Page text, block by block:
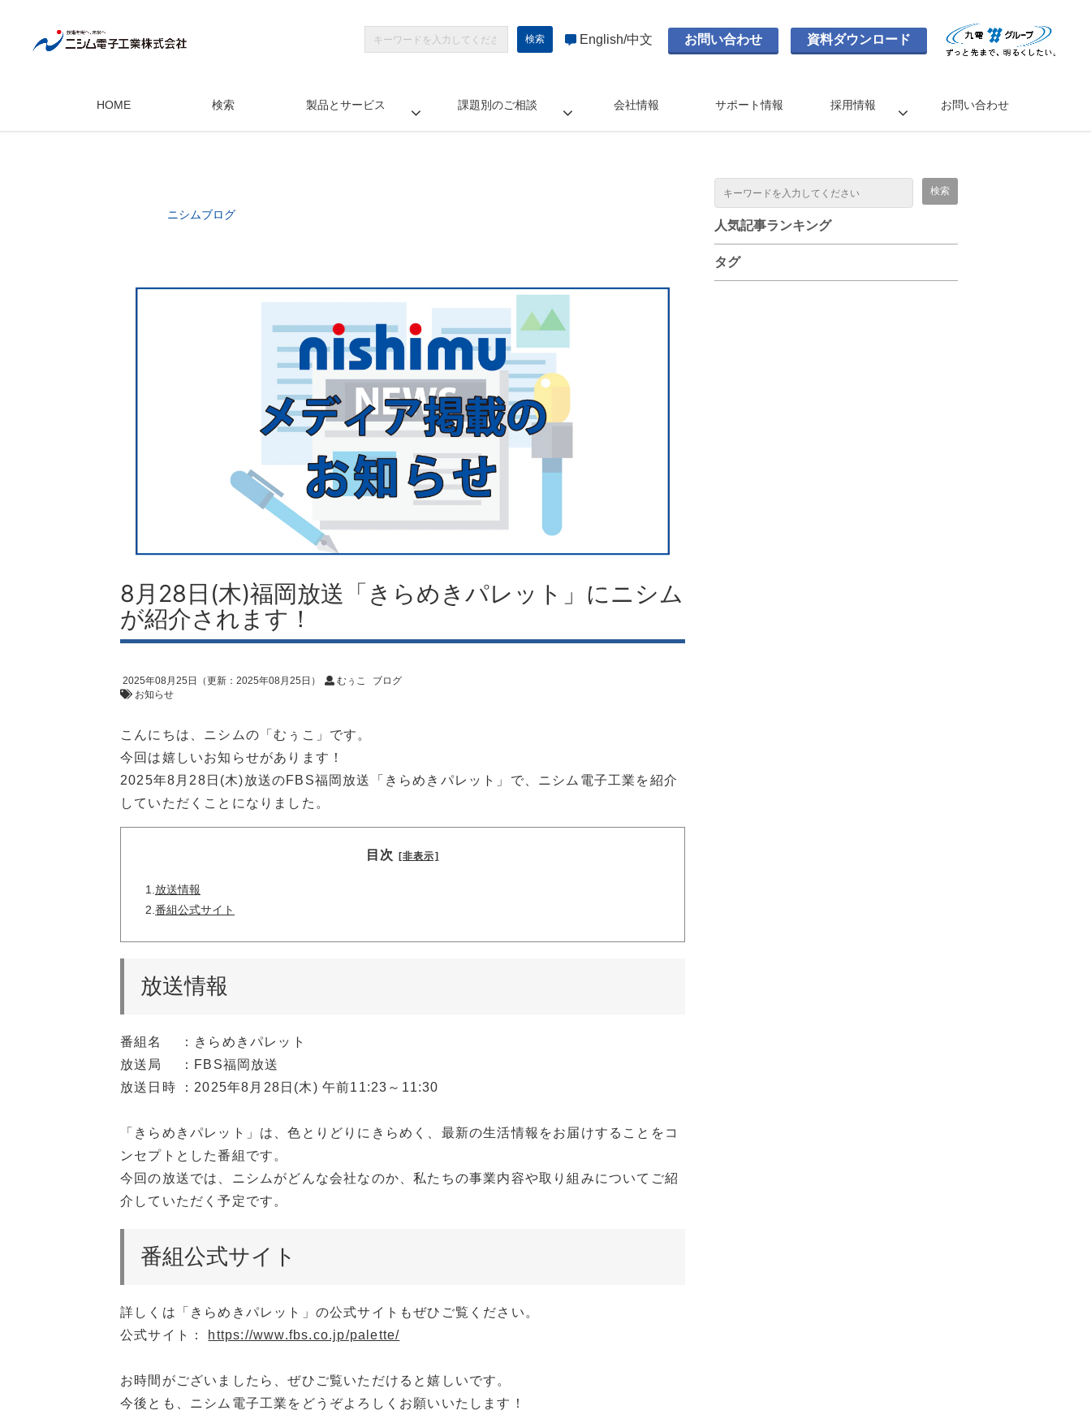
English 中文 お問い合わせ 資料ダウンロード
HOME 検索 製品とサービス 課題別のご相談 会社情報 サポート情報 採用情報 お問い合わせ
ニシムブログ
8月28日(木)福岡放送「きらめきパレット」にニシム
が紹介されます！
2025年08月25日 （更新： 2025年08月25日 ） むぅこ
ブログ
お知らせ
こんにちは、ニシムの「むぅこ」です。
今回は嬉しいお知らせがあります！
2025年8月28日(木)放送のFBS福岡放送「きらめきパレット」で、ニシム電子工業を紹介
していただくことになりました。
目次 [非表示]
1. 放送情報
2. 番組公式サイト
放送情報
番組名 ：きらめきパレット
放送局 ：FBS福岡放送
放送日時 ：2025年8月28日(木) 午前11:23～11:30
「きらめきパレット」は、色とりどりにきらめく、最新の生活情報をお届けすることをコ
ンセプトとした番組です。
今回の放送では、ニシムがどんな会社なのか、私たちの事業内容や取り組みについてご紹
介していただく予定です。
番組公式サイト
詳しくは「きらめきパレット」の公式サイトもぜひご覧ください。
公式サイト： https://www.fbs.co.jp/palette/
お時間がございましたら、ぜひご覧いただけると嬉しいです。
今後とも、ニシム電子工業をどうぞよろしくお願いいたします！
人気記事ランキング
タグ